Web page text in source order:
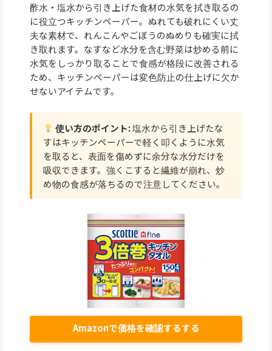
酢水・塩水から引き上げた食材の水気を拭き取るの
に役立つキッチンペーパー。ぬれても破れにくい丈
夫な素材で、れんこんやごぼうのぬめりも確実に拭
き取れます。なすなど水分を含む野菜は炒める前に
水気をしっかり取ることで食感が格段に改善される
ため、キッチンペーパーは変色防止の仕上げに欠か
せないアイテムです。
使い方のポイント:塩水から引き上げたな
すはキッチンペーパーで軽く叩くように水気
を取ると、表面を傷めずに余分な水分だけを
吸収できます。強くこすると繊維が崩れ、炒
め物の食感が落ちるので注意してください。
Amazonで価格を確認するする